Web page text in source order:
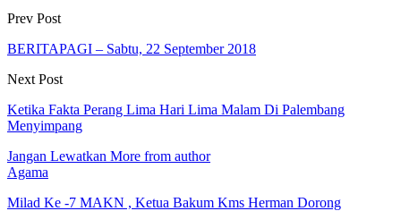
Prev Post
BERITAPAGI – Sabtu, 22 September 2018
Next Post
Ketika Fakta Perang Lima Hari Lima Malam Di Palembang
Menyimpang
Jangan Lewatkan More from author
Agama
Milad Ke -7 MAKN , Ketua Bakum Kms Herman Dorong